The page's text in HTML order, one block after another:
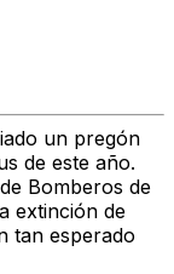
un pregón
de este año.
Bomberos de
extinción de
tan esperado